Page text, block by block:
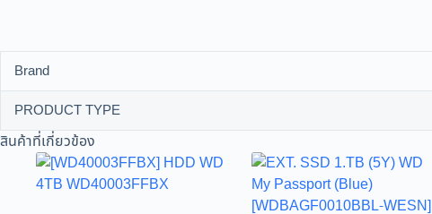
Brand
PRODUCT TYPE
สินค้าที่เกี่ยวข้อง